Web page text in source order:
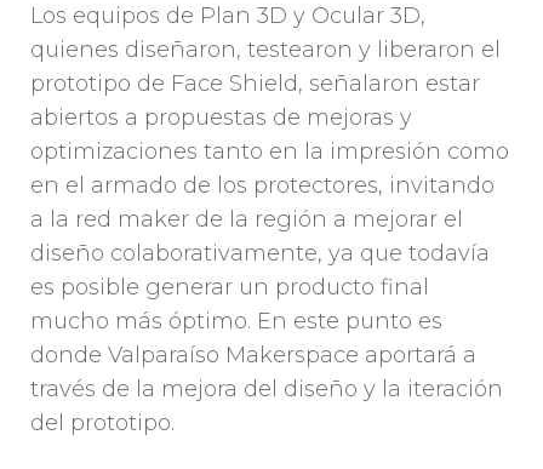
Los equipos de Plan 3D y Ocular 3D,
quienes diseñaron, testearon y liberaron el
prototipo de Face Shield, señalaron estar
abiertos a propuestas de mejoras y
optimizaciones tanto en la impresión como
en el armado de los protectores, invitando
a la red maker de la región a mejorar el
diseño colaborativamente, ya que todavía
es posible generar un producto final
mucho más óptimo. En este punto es
donde Valparaíso Makerspace aportará a
través de la mejora del diseño y la iteración
del prototipo.